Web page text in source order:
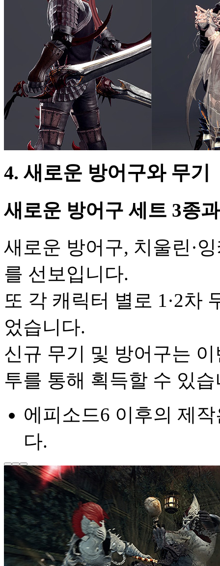
4. 새로운 방어구와 무기
새로운 방어구 세트 3종
새로운 방어구, 치울린·
를 선보입니다.
또 각 캐릭터 별로 1·2차
었습니다.
신규 무기 및 방어구는
투를 통해 획득할 수 있
에피소드6 이후의 제
다.